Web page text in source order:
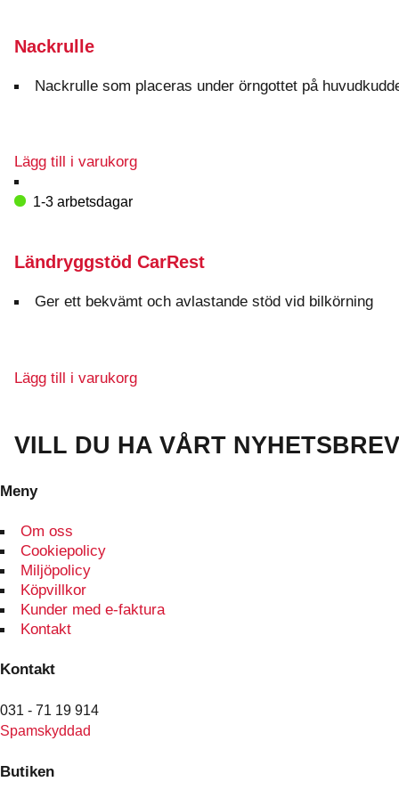
Nackrulle
Nackrulle som placeras under örngottet på
Lägg till i varukorg
1-3 arbetsdagar
Ländryggstöd CarRest
Ger ett bekvämt och avlastande stöd vid bilkörning
Lägg till i varukorg
VILL DU HA VÅRT
Meny
Om oss
Cookiepolicy
Miljöpolicy
Köpvillkor
Kunder med e-faktura
Kontakt
Kontakt
031 - 71 19 914
Spamskyddad
Butiken